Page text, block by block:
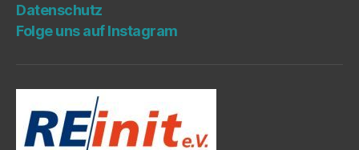
Daten­schutz
Fol­ge uns auf Instagram